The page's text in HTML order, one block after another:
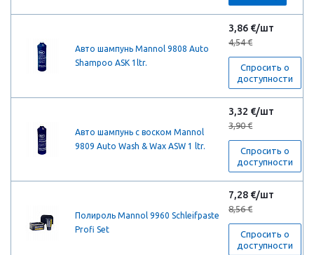
Авто шампунь Mannol 9808 Auto
Shampoo ASK 1ltr.
3,86 €/шт
4,54 €
Спросить о
доступности
Авто шампунь с воском Mannol
9809 Auto Wash & Wax ASW 1 ltr.
3,32 €/шт
3,90 €
Спросить о
доступности
Полироль Mannol 9960 Schleifpaste
Profi Set
7,28 €/шт
8,56 €
Спросить о
доступности